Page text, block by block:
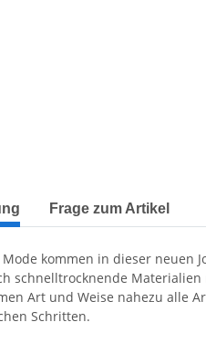
anzeigen
Frage zum Artikel
kommen in dieser neuen
schnelltrocknende
Art und Weise nahezu alle
Schritten.